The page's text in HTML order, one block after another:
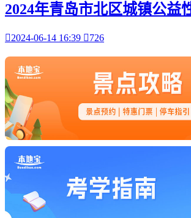
2024年青岛市北区城镇公益
2024-06-14 16:39 726